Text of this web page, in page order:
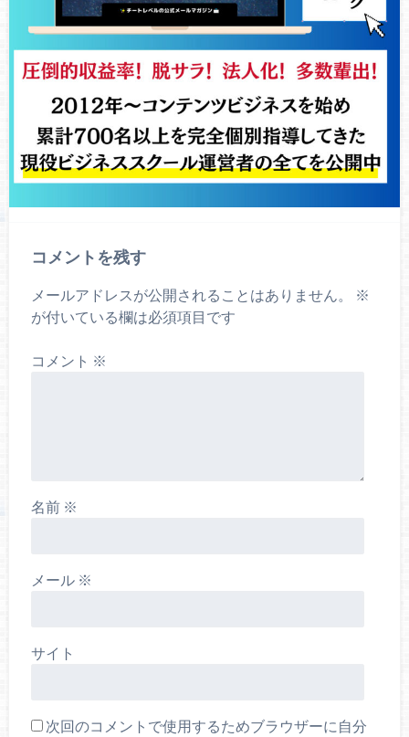
コメントを残す
メールアドレスが公開されることはありません。
※
が付いている欄は必須項目です
コメント ※
名前 ※
メール ※
サイト
次回のコメントで使用するためブラウザーに自分